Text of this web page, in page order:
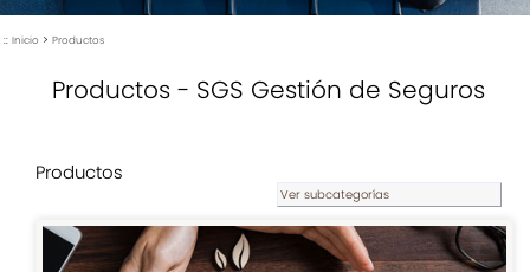
:: Inicio > Productos
Productos - SGS Gestión de Seguros
Productos
Ver subcategorías